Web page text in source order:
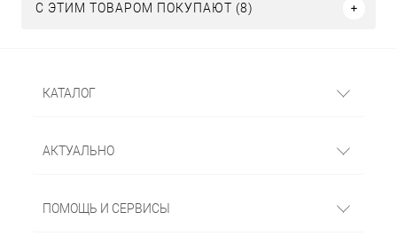
С ЭТИМ ТОВАРОМ ПОКУПАЮТ (8)
КАТАЛОГ
АКТУАЛЬНО
ПОМОЩЬ И СЕРВИСЫ